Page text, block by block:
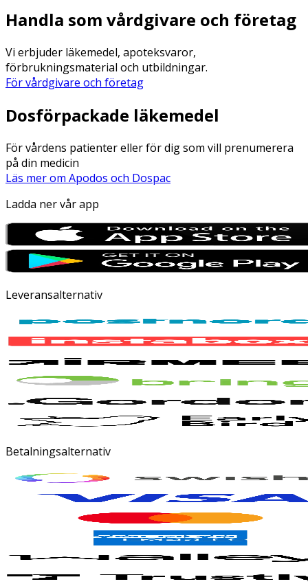
Handla som vårdgivare och företag
Vi erbjuder läkemedel, apoteksvaror,
förbrukningsmaterial och utbildningar.
För vårdgivare och företag
Dosförpackade läkemedel
För vårdens patienter eller för dig som vill prenumerera
på din medicin
Läs mer om Apodos och Dospac
Ladda ner vår app
Leveransalternativ
Betalningsalternativ